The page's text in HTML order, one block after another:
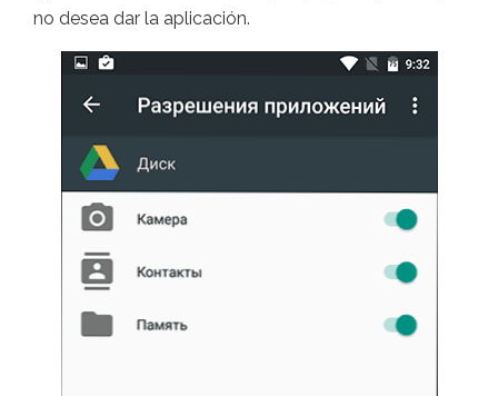
no desea dar la aplicación.